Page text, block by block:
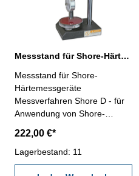
Messstand für Shore-Härtemessgeräte
Messstand für Shore-
Härtemessgeräte
Messverfahren Shore D - für
Anwendung von Shore-
Anpresskraft- Höhe
verstellbar- mit Anlift-Hebel,
Aufnahme-Gewinde M7 x 0,5-
222,00 €*
Lagerbestand: 11